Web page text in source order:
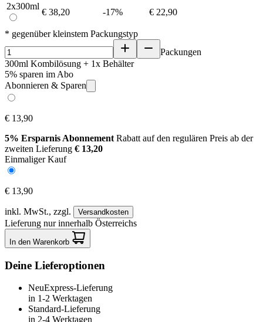
2x300ml
€ 38,20 -17% € 22,90
* gegenüber kleinstem Packungstyp
Packungen
300ml Kombilösung + 1x Behälter
5% sparen im Abo
Abonnieren & Sparen
€ 13,90
5% Ersparnis Abonnement Rabatt auf den regulären Preis ab der
zweiten Lieferung € 13,20
Einmaliger Kauf
€ 13,90
inkl. MwSt., zzgl. Versandkosten
Lieferung nur innerhalb Österreichs
In den Warenkorb
Deine Lieferoptionen
NeuExpress-Lieferung
in 1-2 Werktagen
Standard-Lieferung
in 2-4 Werktagen